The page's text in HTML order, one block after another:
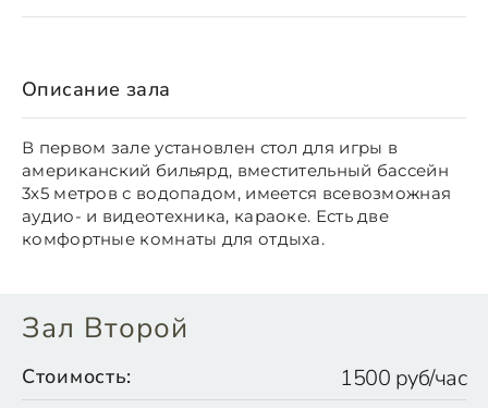
Описание зала
В первом зале установлен стол для игры в
американский бильярд, вместительный бассейн
3x5 метров с водопадом, имеется всевозможная
аудио- и видеотехника, караоке. Есть две
комфортные комнаты для отдыха.
Зал Второй
Стоимость: 1500 руб/час